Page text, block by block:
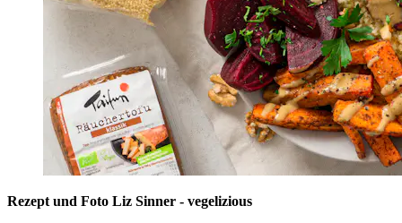
Rezept und Foto Liz Sinner - vegelizious